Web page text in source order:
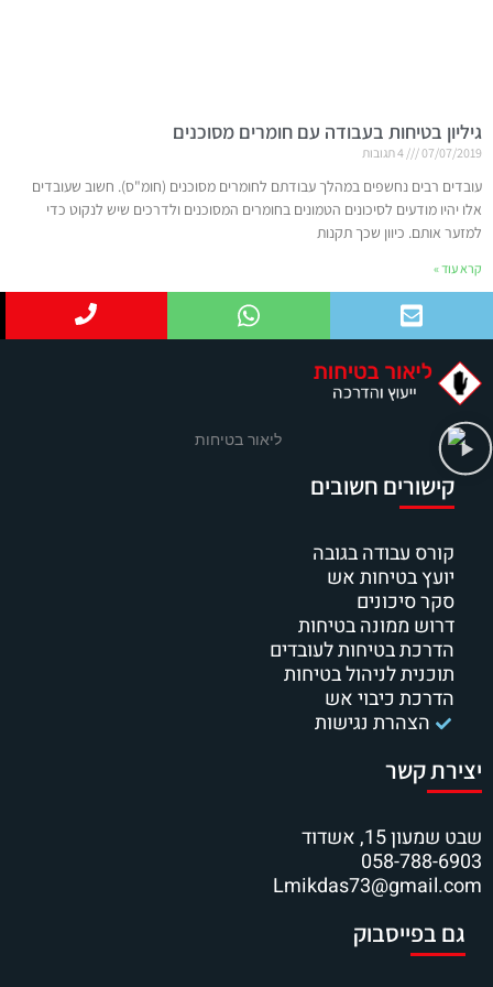
גיליון בטיחות בעבודה עם חומרים מסוכנים
07/07/2019
עובדים רבים נחשפים במהלך עבודתם לחומרים מסוכנים (חומ"ס). חשוב שעובדים
אלו יהיו מודעים לסיכונים הטמונים בחומרים המסוכנים ולדרכים שיש לנקוט כדי
למזער אותם. כיוון שכך תקנות
קרא עוד »
קישורים חשובים
קורס עבודה בגובה
יועץ בטיחות אש
סקר סיכונים
דרוש ממונה בטיחות
הדרכת בטיחות לעובדים
תוכנית לניהול בטיחות
הדרכת כיבוי אש
הצהרת נגישות
יצירת קשר
שבט שמעון 15, אשדוד
058-788-6903
Lmikdas73@gmail.com
גם בפייסבוק